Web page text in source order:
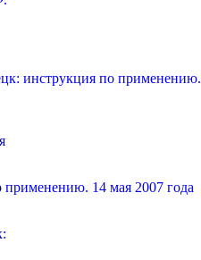
инструкция по применению.
14 мая 2007 года